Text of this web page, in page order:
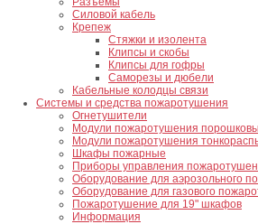
Силовой кабель
Крепеж
Стяжки и изолента
Клипсы и скобы
Клипсы для гофры
Саморезы и дюбели
Кабельные колодцы связи
Системы и средства пожаротушения
Огнетушители
Модули пожаротушения
Модули пожаротушения
Шкафы пожарные
Приборы управления
Оборудование для аэрозольного
Оборудование для газового
Пожаротушение для 19" шкафов
Информация